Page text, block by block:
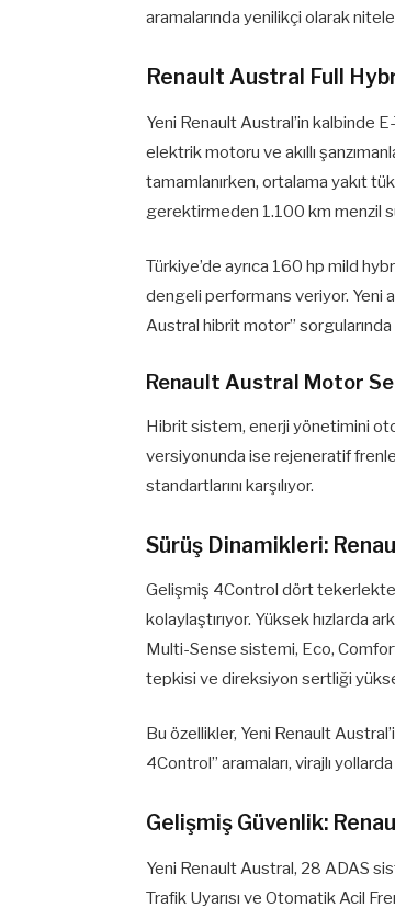
aramalarında yenilikçi olarak
Renault Austral Full
Yeni Renault Austral’in kalbinde
elektrik motoru ve akıllı
tamamlanırken, ortalama yakıt
gerektirmeden 1.100 km menzil
Türkiye’de ayrıca 160 hp mild
dengeli performans veriyor. Yeni
Austral hibrit motor”
Renault Austral Motor
Hibrit sistem, enerji yönetimini
versiyonunda ise rejeneratif
standartlarını karşılıyor.
Sürüş Dinamikleri:
Gelişmiş 4Control dört
kolaylaştırıyor. Yüksek hızlarda
Multi-Sense sistemi, Eco,
tepkisi ve direksiyon sertliği
Bu özellikler, Yeni Renault
4Control” aramaları, virajlı
Gelişmiş Güvenlik:
Yeni Renault Austral, 28 ADAS
Trafik Uyarısı ve Otomatik Acil